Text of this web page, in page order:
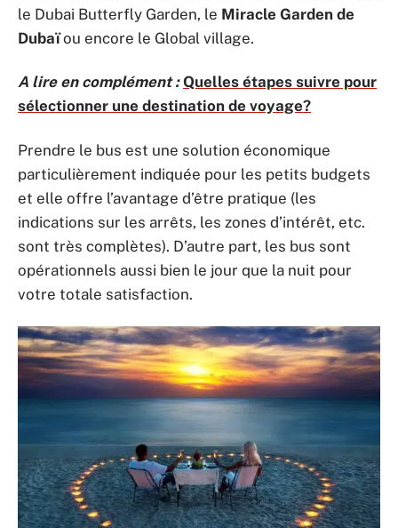
le Dubai Butterfly Garden, le Miracle Garden de
Dubaïou encore le Global village.
A lire en complément : Quelles étapes suivre pour
sélectionner une destination de voyage?
Prendre le bus est une solution économique
particulièrement indiquée pour les petits budgets
et elle offre l’avantage d’être pratique (les
indications sur les arrêts, les zones d’intérêt, etc.
sont très complètes). D’autre part, les bus sont
opérationnels aussi bien le jour que la nuit pour
votre totale satisfaction.